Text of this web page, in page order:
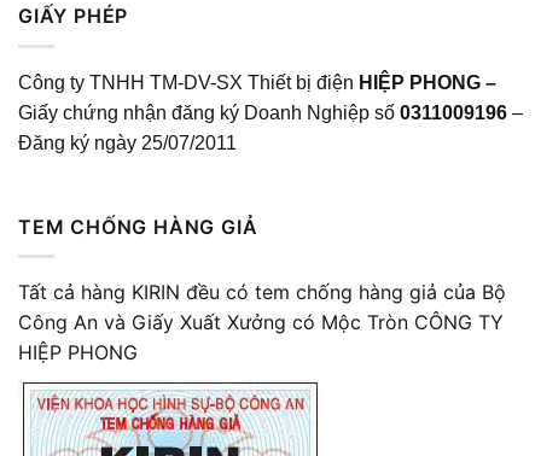
GIẤY PHÉP
Công ty TNHH TM-DV-SX Thiết bị điện HIỆP PHONG –
Giấy chứng nhận đăng ký Doanh Nghiệp số 0311009196 –
Đăng ký ngày 25/07/2011
TEM CHỐNG HÀNG GIẢ
Tất cả hàng KIRIN đều có tem chống hàng giả của Bộ
Công An và Giấy Xuất Xưởng có Mộc Tròn CÔNG TY
HIỆP PHONG